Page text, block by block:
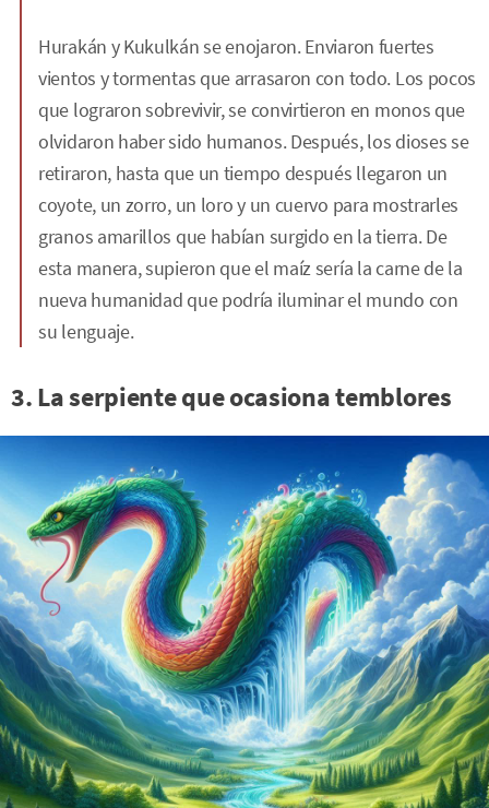
Hurakán y Kukulkán se enojaron. Enviaron fuertes
vientos y tormentas que arrasaron con todo. Los pocos
que lograron sobrevivir, se convirtieron en monos que
olvidaron haber sido humanos. Después, los dioses se
retiraron, hasta que un tiempo después llegaron un
coyote, un zorro, un loro y un cuervo para mostrarles
granos amarillos que habían surgido en la tierra. De
esta manera, supieron que el maíz sería la carne de la
nueva humanidad que podría iluminar el mundo con
su lenguaje.
3. La serpiente que ocasiona temblores